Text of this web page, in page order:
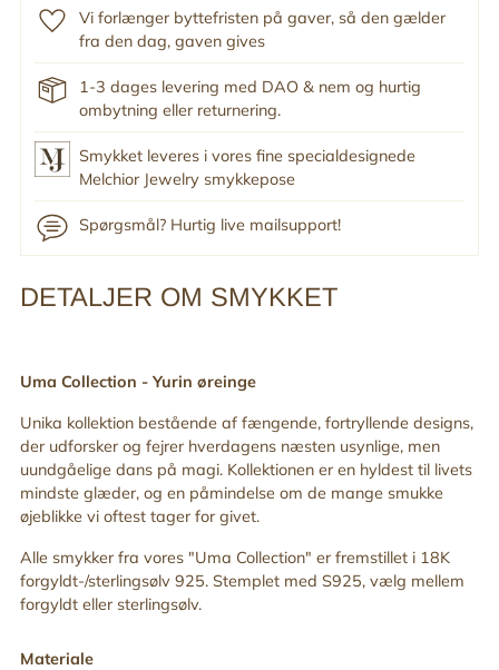
Vi forlænger byttefristen på gaver, så den gælder
fra den dag, gaven gives
1-3 dages levering med DAO & nem og hurtig
ombytning eller returnering.
Smykket leveres i vores fine specialdesignede
Melchior Jewelry smykkepose
Spørgsmål? Hurtig live mailsupport!
Tilføj
din
DETALJER OM SMYKKET
Uma Collection - Yurin øreinge
Unika kollektion bestående af fængende, fortryllende designs,
der udforsker og fejrer hverdagens næsten usynlige, men
uundgåelige dans på magi. Kollektionen er en hyldest til livets
mindste glæder, og en påmindelse om de mange smukke
øjeblikke vi oftest tager for givet.
Alle smykker fra vores "Uma Collection" er fremstillet i 18K
forgyldt-/sterlingsølv 925. Stemplet med S925, vælg mellem
forgyldt eller sterlingsølv.
Materiale